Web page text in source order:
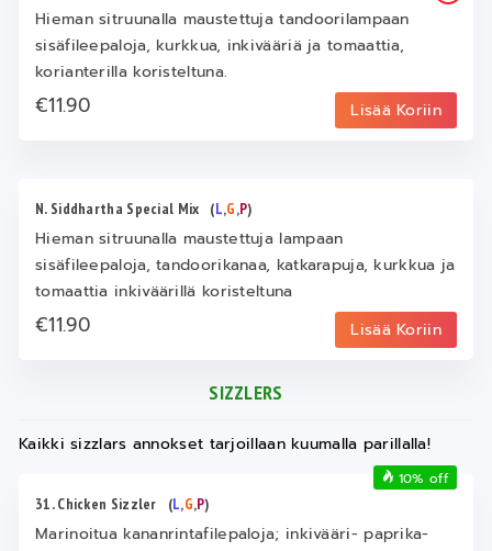
Hieman sitruunalla maustettuja tandoorilampaan
sisäfileepaloja, kurkkua, inkivääriä ja tomaattia,
korianterilla koristeltuna.
€11.90 Lisää Koriin
N. Siddhartha Special Mix (L,G,P)
Hieman sitruunalla maustettuja lampaan
sisäfileepaloja, tandoorikanaa, katkarapuja, kurkkua ja
tomaattia inkiväärillä koristeltuna
€11.90 Lisää Koriin
SIZZLERS
Kaikki sizzlars annokset tarjoillaan kuumalla parillalla!
31. Chicken Sizzler (L,G,P)
Marinoitua kananrintafilepaloja; inkivääri- paprika-
10% off